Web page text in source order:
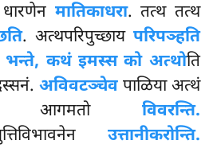
मातिकाधरा. तत्थ तत्थ
. अत्थपरिपुच्छाय परिपञ्हति
भन्ते, कथं इमस्स को अत्थोति
अविवटञ्चेव पाळिया अत्थं
आगमतो विवरन्ति.
उत्तानीकरोन्ति.